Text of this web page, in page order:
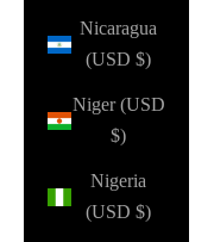
Nicaragua
(USD $)
Niger (USD
$)
Nigeria
(USD $)